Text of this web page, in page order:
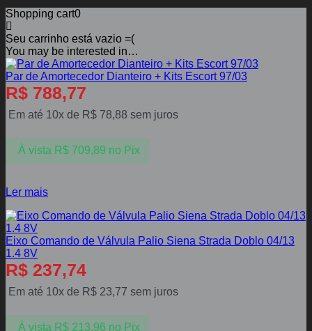
Shopping cart0
Seu carrinho está vazio =(
You may be interested in…
Par de Amortecedor Dianteiro + Kits Escort 97/03
R$ 788,77
Em até 10x de R$ 78,88 sem juros
À vista R$709,89 no Pix
Ler mais
Eixo Comando de Válvula Palio Siena Strada Doblo 04/13
1.4 8V
R$ 237,74
Em até 10x de R$ 23,77 sem juros
À vista R$213,96 no Pix